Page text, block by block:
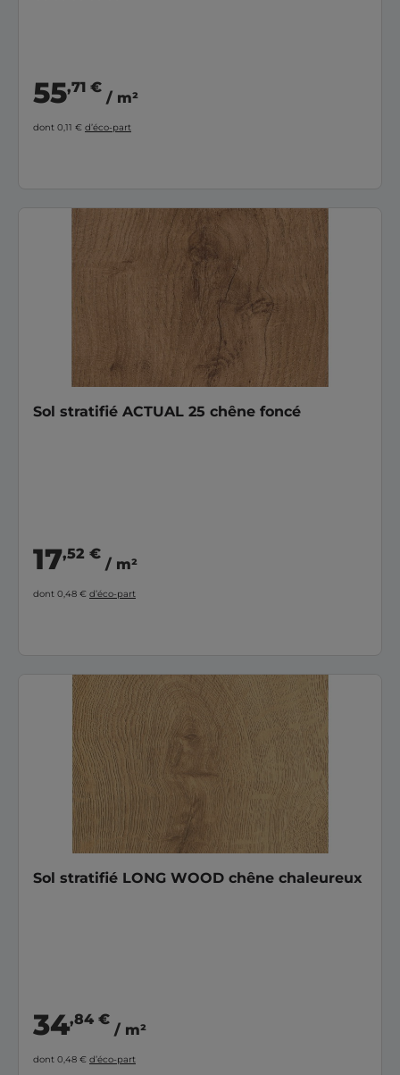
55,71 €
/ m²
dont 0,11 € d’éco-part
Sol stratifié ACTUAL 25 chêne foncé
17,52 €
/ m²
dont 0,48 € d’éco-part
Sol stratifié LONG WOOD chêne chaleureux
34,84 €
/ m²
dont 0,48 € d’éco-part